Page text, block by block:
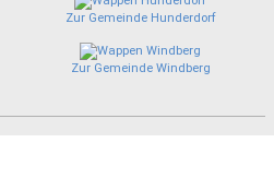
Zur Gemeinde Hunderdorf
Zur Gemeinde Windberg